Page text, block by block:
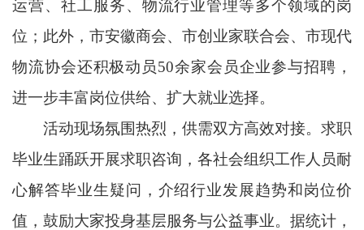
运营、社工服务、物流行业管理等多个领域的岗
位；此外，市安徽商会、市创业家联合会、市现代
物流协会还积极动员50余家会员企业参与招聘，
进一步丰富岗位供给、扩大就业选择。
活动现场氛围热烈，供需双方高效对接。求职
毕业生踊跃开展求职咨询，各社会组织工作人员耐
心解答毕业生疑问，介绍行业发展趋势和岗位价
值，鼓励大家投身基层服务与公益事业。据统计，